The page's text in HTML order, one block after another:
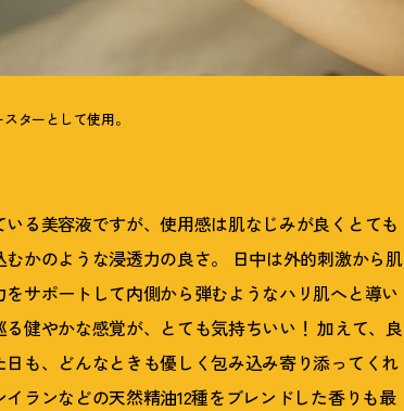
ターとして使用。
る美容液ですが、使用感は肌なじみが良くとても
かのような浸透力の良さ。 日中は外的刺激から肌
サポートして内側から弾むようなハリ肌へと導い
健やかな感覚が、とても気持ちいい ！ 加えて、良
も、どんなときも優しく包み込み寄り添ってくれ
ランなどの天然精油12種をブレンドした香りも最